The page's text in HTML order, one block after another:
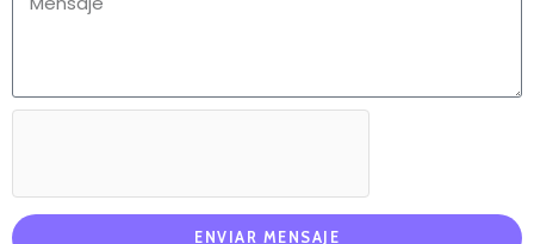
ENVIAR MENSAJE